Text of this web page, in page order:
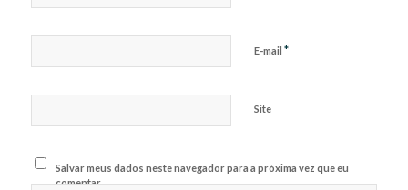
E-mail *
Site
Salvar meus dados neste navegador para a próxima vez que eu
comentar.